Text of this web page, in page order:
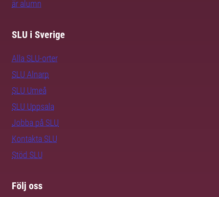
är alumn
SLU i Sverige
Alla SLU-orter
SLU Alnarp
SLU Umeå
SLU Uppsala
Jobba på SLU
Kontakta SLU
Stöd SLU
Följ oss